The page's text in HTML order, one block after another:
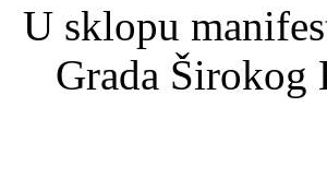
U sklopu
Grada